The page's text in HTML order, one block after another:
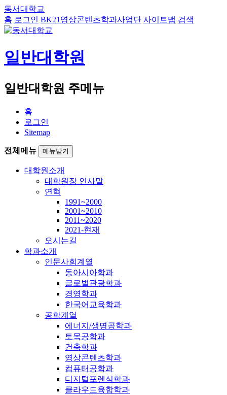
동서대학교
홈 로그인 BK21영상콘텐츠학과사업단 사이트맵 검색
일반대학원
일반대학원 주메뉴
홈
로그인
Sitemap
전체메뉴 메뉴닫기
대학원소개
대학원장 인사말
연혁
1991~2000
2001~2010
2011~2020
2021-현재
오시는길
학과소개
인문사회계열
동아시아학과
글로벌관광학과
경영학과
한국어교육학과
공학계열
에너지/생명공학과
토목공학과
건축학과
영상콘텐츠학과
컴퓨터공학과
디지털포렌식학과
클라우드융합학과